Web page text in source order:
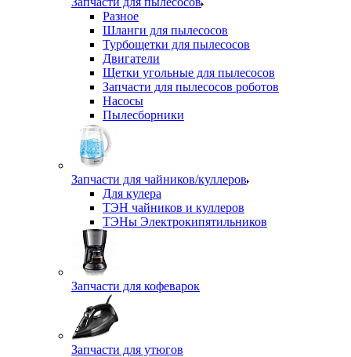
Разное
Шланги для пылесосов
Турбощетки для пылесосов
Двигатели
Щетки угольные для пылесосов
Запчасти для пылесосов роботов
Насосы
Пылесборники
Запчасти для чайников/куллеров
Для кулера
ТЭН чайников и куллеров
ТЭНы Электрокипятильников
Запчасти для кофеварок
Запчасти для утюгов